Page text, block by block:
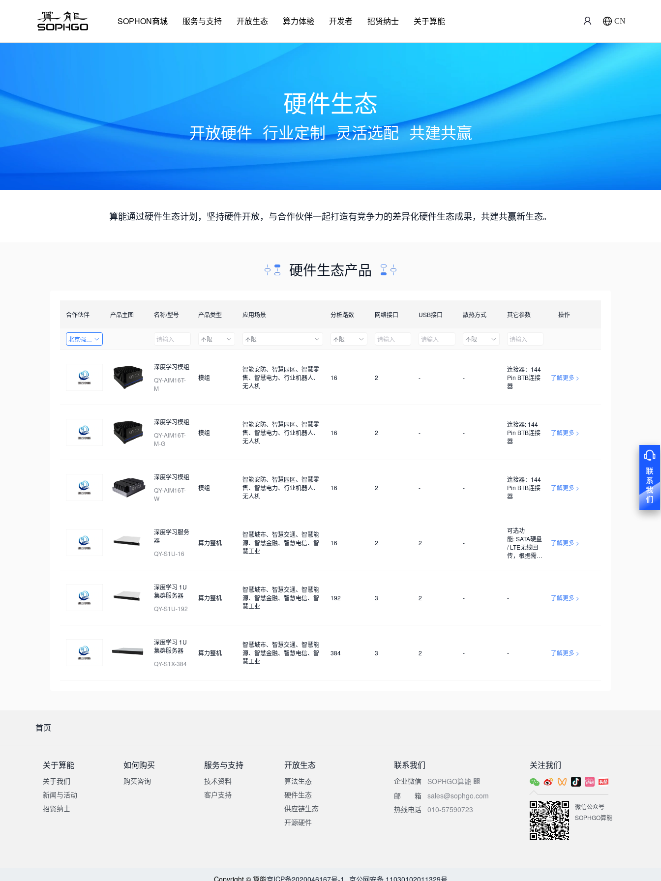
SOPHON商城 服务与支持 开放生态 算力体验 开发者 招贤纳士 关于算能 CN
硬件生态
开放硬件 行业定制 灵活选配 共建共赢
算能通过硬件生态计划，坚持硬件开放，与合作伙伴一起打造有竞争力的差异化硬件生态成果，共建共赢新生态。
硬件生态产品
合作伙伴 产品主图 名称/型号 产品类型 应用场景 分析路数 网络接口 USB接口 散热方式 其它参数 操作
北京强云创新科技有限公司 不限 不限 不限 不限
深度学习模组
QY-AIM16T-
M
模组
智能安防、智慧园区、智慧零
售、智慧电力、行业机器人、
无人机
16 2 - -
连接器：144
Pin BTB连接
器
了解更多 >
深度学习模组
QY-AIM16T-
M-G
模组
智能安防、智慧园区、智慧零
售、智慧电力、行业机器人、
无人机
16 2 - -
连接器: 144
Pin BTB连接
器
了解更多 >
深度学习模组
QY-AIM16T-
W
模组
智能安防、智慧园区、智慧零
售、智慧电力、行业机器人、
无人机
16 2 - -
连接器：144
Pin BTB连接
器
了解更多 >
深度学习服务
器
QY-S1U-16
算力整机
智慧城市、智慧交通、智慧能
源、智慧金融、智慧电信、智
慧工业
16 2 2 -
可选功
能: SATA硬盘
/ LTE无线回
传，根据需求
了解更多 >
深度学习 1U
集群服务器
QY-S1U-192
算力整机
智慧城市、智慧交通、智慧能
源、智慧金融、智慧电信、智
慧工业
192 3 2 - - 了解更多 >
深度学习 1U
集群服务器
QY-S1X-384
算力整机
智慧城市、智慧交通、智慧能
源、智慧金融、智慧电信、智
慧工业
384 3 2 - - 了解更多 >
首页
关于算能
关于我们
新闻与活动
招贤纳士
如何购买
购买咨询
服务与支持
技术资料
客户支持
开放生态
算法生态
硬件生态
供应链生态
开源硬件
联系我们
企业微信
SOPHGO算能
邮箱
sales@sophgo.com
热线电话
010-57590723
关注我们
微信公众号
SOPHGO算能